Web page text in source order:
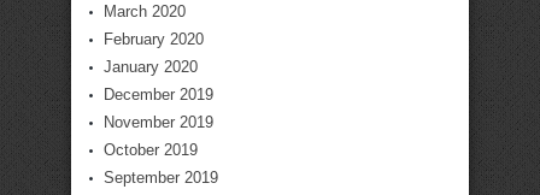
March 2020
February 2020
January 2020
December 2019
November 2019
October 2019
September 2019